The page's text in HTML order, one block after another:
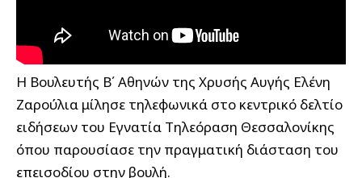
Η Bουλευτής Β΄ Αθηνών της Χρυσής Αυγής Ελένη
Ζαρούλια μίλησε τηλεφωνικά στο κεντρικό δελτίο
ειδήσεων του Εγνατία Τηλεόραση Θεσσαλονίκης
όπου παρουσίασε την πραγματική διάσταση του
επεισοδίου στην βουλή.